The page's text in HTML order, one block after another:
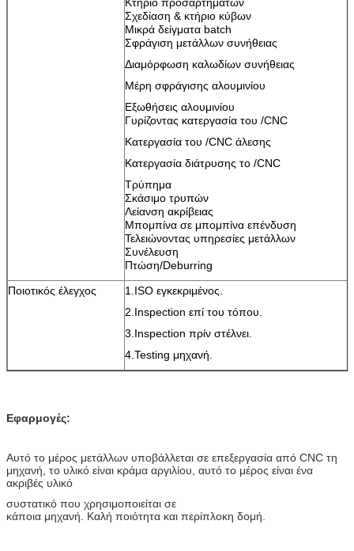
Σχεδίαση & κτήριο κύβων
Μικρά δείγματα batch
Σφράγιση μετάλλων συνήθειας
Διαμόρφωση καλωδίων συνήθειας
Μέρη σφράγισης αλουμινίου
Εξωθήσεις αλουμινίου
Γυρίζοντας κατεργασία του /CNC
Κατεργασία του /CNC άλεσης
Κατεργασία διάτρυσης το /CNC
Τρύπημα
Σκάσιμο τρυπών
Λείανση ακρίβειας
Μπομπίνα σε μπομπίνα επένδυση
Τελειώνοντας υπηρεσίες μετάλλων
Συνέλευση
Πτώση/Deburring
Ποιοτικός έλεγχος
1.ISO εγκεκριμένος.
2.Inspection επί του τόπου.
3.Inspection πρίν στέλνει.
4.Testing μηχανή.
Εφαρμογές:
Αυτό το μέρος μετάλλων υποβάλλεται σε επεξεργασία από CNC τη
μηχανή, το υλικό είναι κράμα αργιλίου, αυτό το μέρος είναι ένα
ακριβές υλικό
συστατικό που χρησιμοποιείται σε
κάποια μηχανή. Καλή ποιότητα και περίπλοκη δομή.